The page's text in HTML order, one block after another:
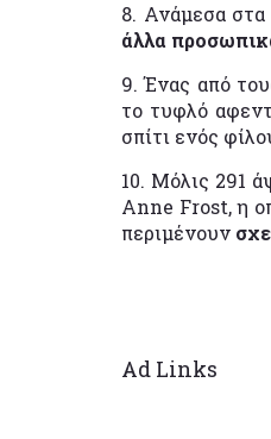
8. Ανάμεσα στα
άλλα
9. Ένας από
το τυφλό
σπίτι ενός
10. Μόλις 291
Anne Frost, η
περιμένουν
Ad Links